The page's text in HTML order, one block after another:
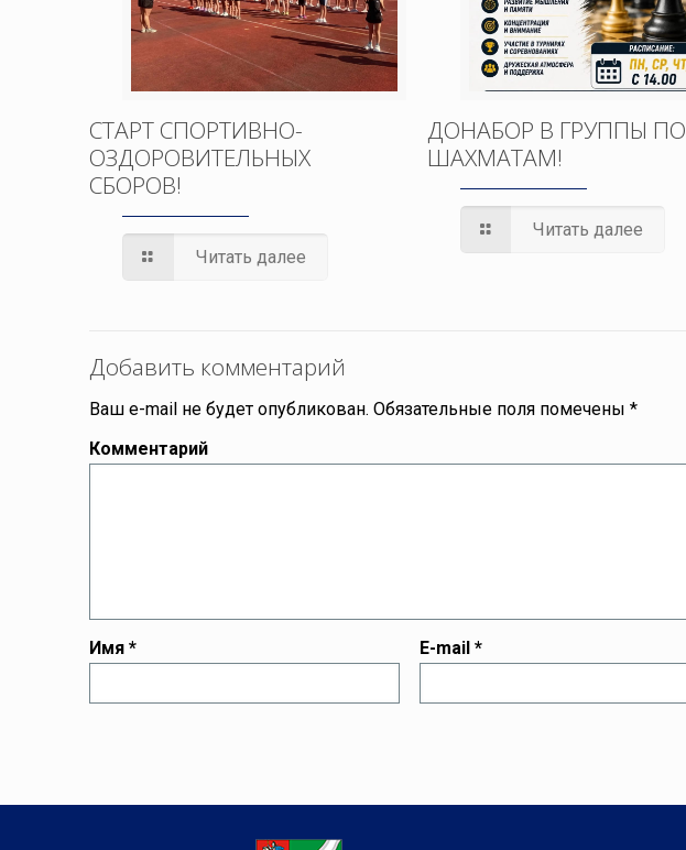
СТАРТ СПОРТИВНО-
ОЗДОРОВИТЕЛЬНЫХ
СБОРОВ!
Читать далее
ДОНАБОР В ГРУППЫ ПО
ШАХМАТАМ!
Читать далее
Добавить комментарий
Ваш e-mail не будет опубликован. Обязательные поля помечены*
Комментарий
Имя* E-mail*